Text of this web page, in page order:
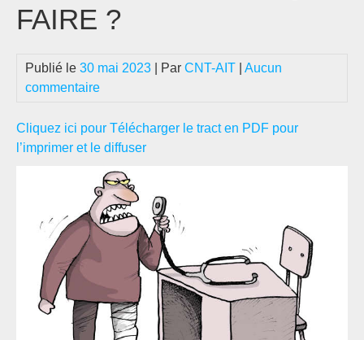
FAIRE ?
Publié le 30 mai 2023 | Par CNT-AIT
Aucun
commentaire
Cliquez ici pour Télécharger le tract en PDF pour
l’imprimer et le diffuser